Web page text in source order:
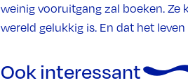
weinig vooruitgang zal boeken.
wereld gelukkig is. En dat het leven
Ook interessant